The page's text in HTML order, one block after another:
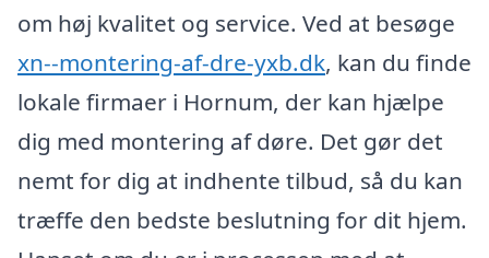
om høj kvalitet og service. Ved at besøge
xn--montering-af-dre-yxb.dk, kan du finde
lokale firmaer i Hornum, der kan hjælpe
dig med montering af døre. Det gør det
nemt for dig at indhente tilbud, så du kan
træffe den bedste beslutning for dit hjem.